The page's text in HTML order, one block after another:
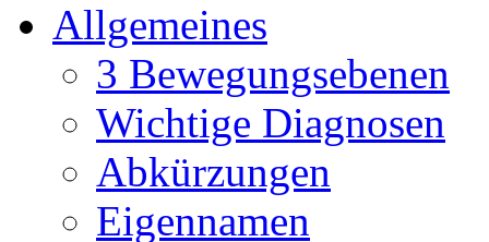
Allgemeines
3 Bewegungsebenen
Wichtige Diagnosen
Abkürzungen
Eigennamen